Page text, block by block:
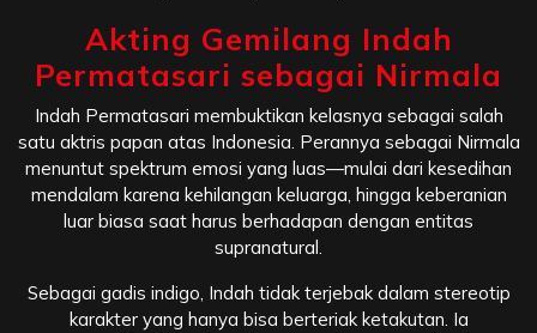
Akting Gemilang Indah
Permatasari sebagai Nirmala
Indah Permatasari membuktikan kelasnya sebagai salah
satu aktris papan atas Indonesia. Perannya sebagai Nirmala
menuntut spektrum emosi yang luas—mulai dari kesedihan
mendalam karena kehilangan keluarga, hingga keberanian
luar biasa saat harus berhadapan dengan entitas
supranatural.
Sebagai gadis indigo, Indah tidak terjebak dalam stereotip
karakter yang hanya bisa berteriak ketakutan. Ia